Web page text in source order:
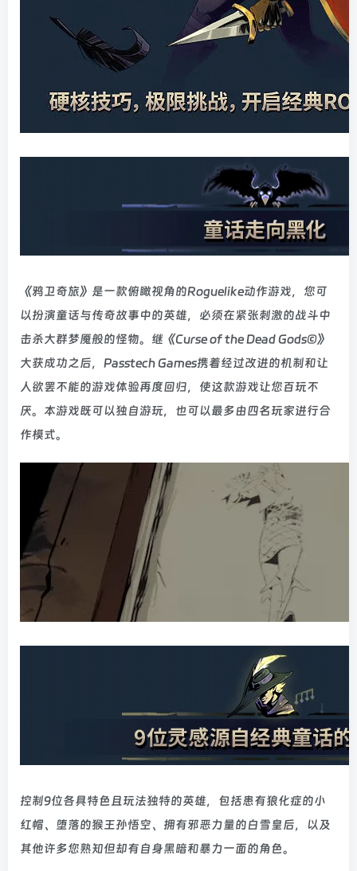
《鸦卫奇旅》是一款俯瞰视角的Roguelike动作游戏，您可
以扮演童话与传奇故事中的英雄，必须在紧张刺激的战斗中
击杀大群梦魇般的怪物。继《Curse of the Dead Gods©》
大获成功之后，Passtech Games携着经过改进的机制和让
人欲罢不能的游戏体验再度回归，使这款游戏让您百玩不
厌。本游戏既可以独自游玩，也可以最多由四名玩家进行合
作模式。
控制9位各具特色且玩法独特的英雄，包括患有狼化症的小
红帽、堕落的猴王孙悟空、拥有邪恶力量的白雪皇后，以及
其他许多您熟知但却有自身黑暗和暴力一面的角色。